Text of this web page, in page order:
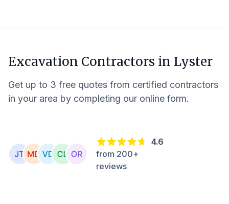
Excavation Contractors in Lyster
Get up to 3 free quotes from certified contractors
in your area by completing our online form.
4.6
from 200+
reviews